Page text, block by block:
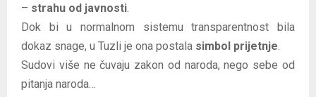
– strahu od javnosti
Dok bi u normalnom sistemu transparentnost bila
dokaz snage, u Tuzli je ona postala simbol prijetnje
Sudovi više ne čuvaju zakon od naroda, nego sebe od
pitanja naroda…